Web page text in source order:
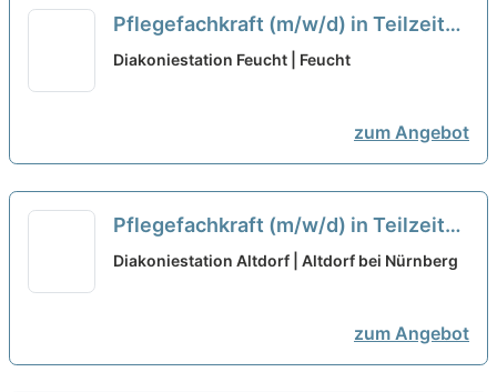
Pflegefachkraft (m/w/d) in Teilzeit
(20-30 Std.) - Herzlich willkommen!
Diakoniestation Feucht | Feucht
zum Angebot
Pflegefachkraft (m/w/d) in Teilzeit
(max. 30 Stunden/Woche) - Herzlich
Diakoniestation Altdorf | Altdorf bei Nürnberg
zum Angebot